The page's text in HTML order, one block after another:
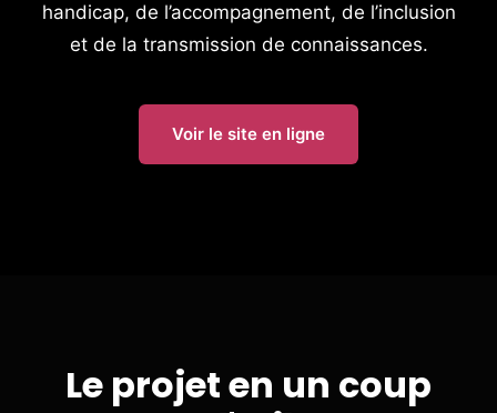
handicap, de l’accompagnement, de l’inclusion
et de la transmission de connaissances.
Voir le site en ligne
Le projet en un coup